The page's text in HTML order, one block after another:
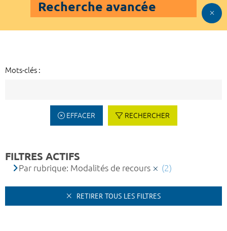
Recherche avancée
Mots-clés :
EFFACER RECHERCHER
FILTRES ACTIFS
Par rubrique: Modalités de recours (2)
RETIRER TOUS LES FILTRES